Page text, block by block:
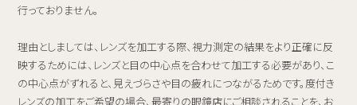
行っておりません。
理由としましては、レンズを加工する際、視力測定の結果をより正確に反
映するためには、レンズと目の中心点を合わせて加工する必要があり、こ
の中心点がずれると、見えづらさや目の疲れにつながるためです。度付き
レンズの加工をご希望の場合、最寄りの眼鏡店にご相談されることを、お